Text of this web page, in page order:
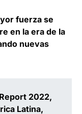
fuerza se
en la era de la
nuevas
2022,
Latina,